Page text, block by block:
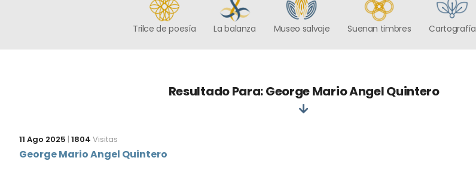
Trilce de poesía La balanza Museo salvaje Suenan timbres Cartografía
Resultado Para: George Mario Angel Quintero
11 Ago 2025 | 1804 Visitas
George Mario Angel Quintero